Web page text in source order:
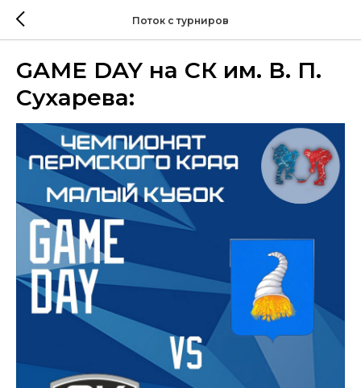
Поток с турниров
GAME DAY на СК им. В. П.
Сухарева: